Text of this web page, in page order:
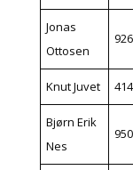
Jonas
Ottosen
Knut Juvet
Bjørn Erik
Nes